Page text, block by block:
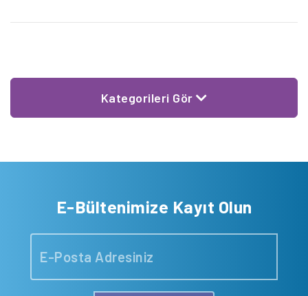
karnede, yaşam kalitesini yükseltmesi için 'yeşil belediye'
Kategorileri Gör
E-Bültenimize Kayıt Olun